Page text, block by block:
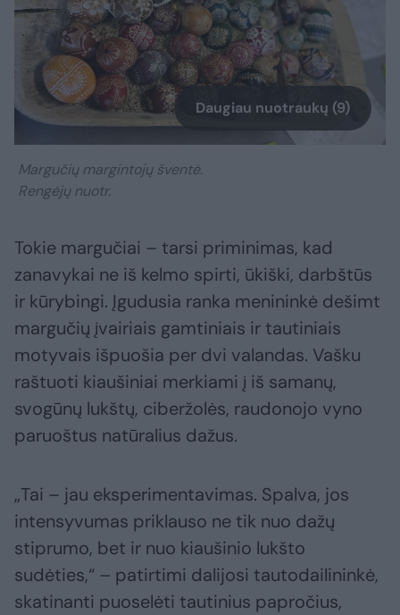
Daugiau nuotraukų (9)
Margučių margintojų šventė.
Rengėjų nuotr.
Tokie margučiai – tarsi priminimas, kad
zanavykai ne iš kelmo spirti, ūkiški, darbštūs
ir kūrybingi. Įgudusia ranka menininkė dešimt
margučių įvairiais gamtiniais ir tautiniais
motyvais išpuošia per dvi valandas. Vašku
raštuoti kiaušiniai merkiami į iš samanų,
svogūnų lukštų, ciberžolės, raudonojo vyno
paruoštus natūralius dažus.
„Tai – jau eksperimentavimas. Spalva, jos
intensyvumas priklauso ne tik nuo dažų
stiprumo, bet ir nuo kiaušinio lukšto
sudėties,“ – patirtimi dalijosi tautodailininkė,
skatinanti puoselėti tautinius papročius,